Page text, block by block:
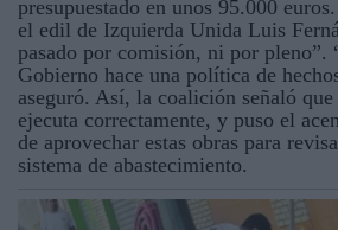
presupuestado en unos 95.000
el edil de Izquierda Unida Luis
pasado por comisión, ni por pleno”.
Gobierno hace una política de
aseguró. Así, la coalición señaló que
ejecuta correctamente, y puso el
de aprovechar estas obras para
sistema de abastecimiento.